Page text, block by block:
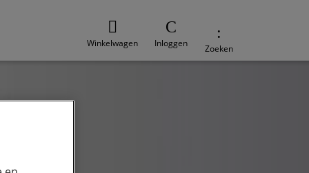
Winkelwagen Inloggen Zoeken